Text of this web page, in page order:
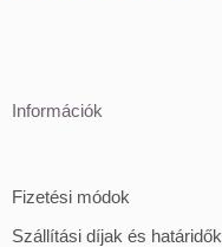
Információk
Fizetési módok
Szállítási díjak és határidők